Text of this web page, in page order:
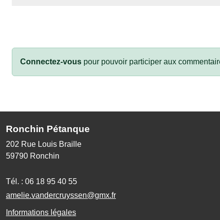
Connectez-vous pour pouvoir participer aux
Ronchin Pétanque
202 Rue Louis Braille
59790 Ronchin
Tél. : 06 18 95 40 55
amelie.vandercruyssen@gmx.fr
Informations légales